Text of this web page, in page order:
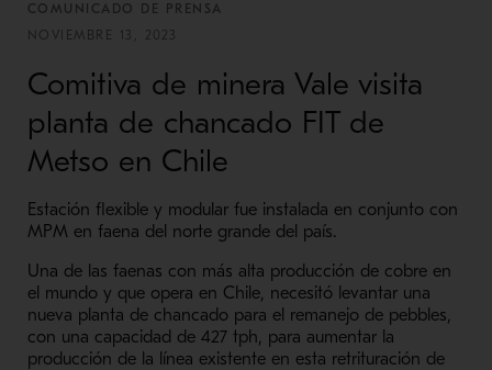
COMUNICADO DE PRENSA
NOVIEMBRE 13, 2023
Comitiva de minera Vale visita
planta de chancado FIT de
Metso en Chile
Estación flexible y modular fue instalada en conjunto con
MPM en faena del norte grande del país.
Una de las faenas con más alta producción de cobre en
el mundo y que opera en Chile, necesitó levantar una
nueva planta de chancado para el remanejo de pebbles,
con una capacidad de 427 tph, para aumentar la
producción de la línea existente en esta retrituración de